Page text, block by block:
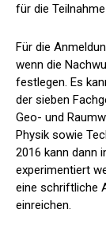
für die
Für die
wenn die
festlegen. Es
der sieben
Geo- und
Physik sowie
2016 kann dann
experimentiert
eine schriftliche
einreichen.